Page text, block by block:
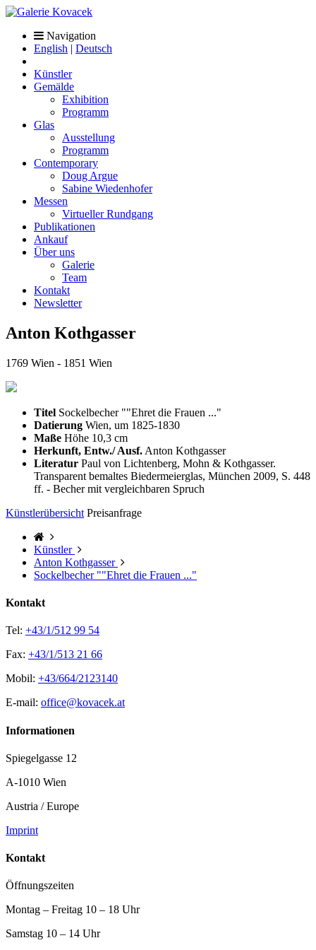
Navigation
English | Deutsch
Künstler
Gemälde
Exhibition
Programm
Glas
Ausstellung
Programm
Contemporary
Doug Argue
Sabine Wiedenhofer
Messen
Virtueller Rundgang
Publikationen
Ankauf
Über uns
Galerie
Team
Kontakt
Newsletter
Anton Kothgasser
1769 Wien - 1851 Wien
Titel Sockelbecher ""Ehret die Frauen ..."
Datierung Wien, um 1825-1830
Maße Höhe 10,3 cm
Herkunft, Entw./ Ausf. Anton Kothgasser
Literatur Paul von Lichtenberg, Mohn & Kothgasser.
Transparent bemaltes Biedermeierglas, München 2009, S. 448
ff. - Becher mit vergleichbaren Spruch
Künstlerübersicht Preisanfrage
Künstler
Anton Kothgasser
Sockelbecher ""Ehret die Frauen ..."
Kontakt
Tel: +43/1/512 99 54
Fax: +43/1/513 21 66
Mobil: +43/664/2123140
E-mail: office@kovacek.at
Informationen
Spiegelgasse 12
A-1010 Wien
Austria / Europe
Imprint
Kontakt
Öffnungszeiten
Montag – Freitag 10 – 18 Uhr
Samstag 10 – 14 Uhr